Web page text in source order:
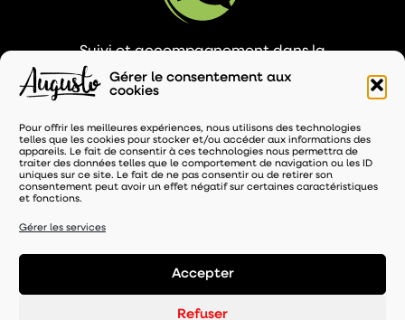
Gérer le consentement aux
cookies
Pour offrir les meilleures expériences, nous utilisons des technologies
telles que les cookies pour stocker et/ou accéder aux informations des
appareils. Le fait de consentir à ces technologies nous permettra de
traiter des données telles que le comportement de navigation ou les ID
uniques sur ce site. Le fait de ne pas consentir ou de retirer son
consentement peut avoir un effet négatif sur certaines caractéristiques
et fonctions.
Gérer les services
Accepter
Refuser
Suivi et accompagnement dans la
promotion des ventes (animation et PLV)
toute la durée de votre contrat